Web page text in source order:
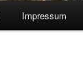
Impressum